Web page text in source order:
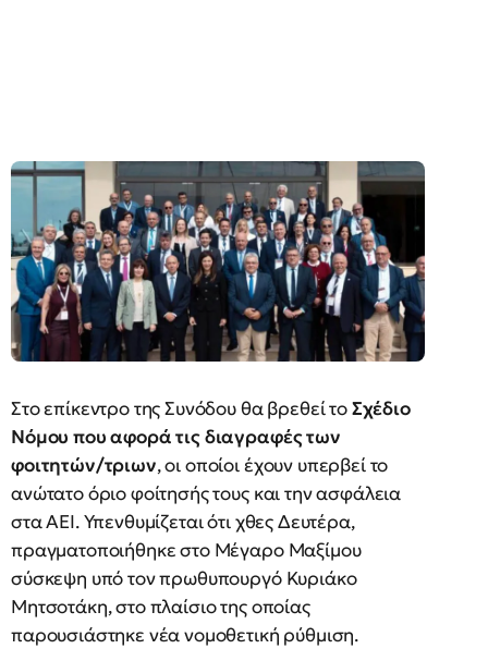
Στο επίκεντρο της Συνόδου θα βρεθεί τοΣχέδιο
Νόμου που αφορά τις διαγραφές των
φοιτητών/τριων, οι οποίοι έχουν υπερβεί το
ανώτατο όριο φοίτησής τους και την ασφάλεια
στα ΑΕΙ. Υπενθυμίζεται ότι χθες Δευτέρα,
πραγματοποιήθηκε στο Μέγαρο Μαξίμου
σύσκεψη υπό τον πρωθυπουργό Κυριάκο
Μητσοτάκη, στο πλαίσιο της οποίας
παρουσιάστηκε νέα νομοθετική ρύθμιση.